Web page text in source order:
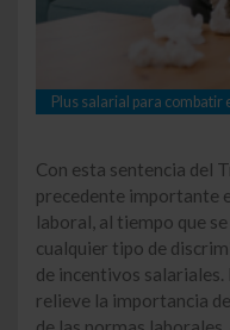
Plus salarial para combatir
Con esta sentencia del
precedente importante
laboral, al tiempo que
cualquier tipo de
de incentivos salariales.
relieve la importancia